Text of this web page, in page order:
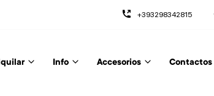
+393298342815
Info Accesorios Contactos